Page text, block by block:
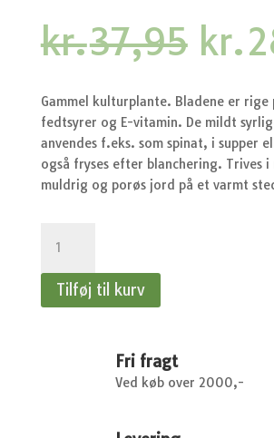
kr.37,95 Den
pris
var:
kr.
Gammel kulturplante. Bladene er rige
fedtsyrer og E-vitamin. De mildt
anvendes f.eks. som spinat, i supper
også fryses efter blanchering. Trives
muldrig og porøs jord på et varmt
Have-
-
Portulak,
Tilføj til kurv
Fri fragt
Ved køb over 2000,-